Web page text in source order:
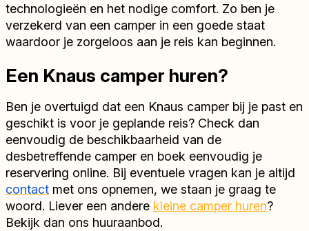
technologieën en het nodige comfort. Zo ben je
verzekerd van een camper in een goede staat
waardoor je zorgeloos aan je reis kan beginnen.
Een Knaus camper huren?
Ben je overtuigd dat een Knaus camper bij je past en
geschikt is voor je geplande reis? Check dan
eenvoudig de beschikbaarheid van de
desbetreffende camper en boek eenvoudig je
reservering online. Bij eventuele vragen kan je altijd
contact met ons opnemen, we staan je graag te
woord. Liever een andere kleine camper huren?
Bekijk dan ons huuraanbod.